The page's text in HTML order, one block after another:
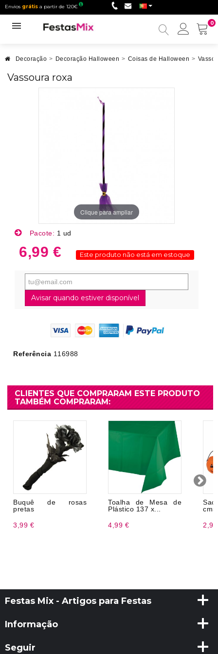
Envios grátis a partir de 120€
0
Minha
Decoração > Decoração Halloween > Coisas de Halloween >
Vassoura roxa
Clique para ampliar
Pacote: 1 ud
6,99 € Este produto não está em estoque
Avisar quando estiver disponível
Referência 116988
CLIENTES QUE COMPRARAM ESTE PRODUTO
TAMBÉM COMPRARAM:
Buquê de rosas
pretas
3,99 €
Toalha de Mesa de
Plástico 137 x...
4,99 €
cms
Festas Mix - Artigos para Festas
Informação
Seguir